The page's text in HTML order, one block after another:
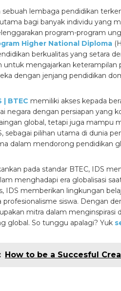
sebuah lembaga pendidikan
bagi banyak individu yang
program-program
Higher National Diploma
berkualitas yang setara
untuk mengajarkan
dengan jenjang pendidikan
| BTEC memiliki akses kepada
negara dengan persiapan yang
global, tetapi juga mampu
sebagai pilihan utama di dunia
dalam mendorong pendidikan
pada standar BTEC, IDS
menghadapi era globalisasi
IDS memberikan lingkungan
siswa. Dengan
mitra dalam
global. So tunggu apalagi? Yuk
How to be a Succesful